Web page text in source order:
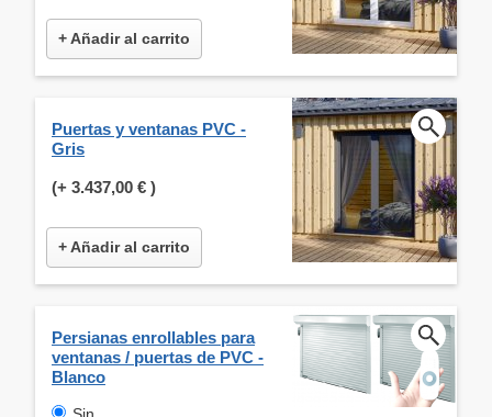
+ Añadir al carrito
Puertas y ventanas PVC -
Gris
(+ 3.437,00 € )
+ Añadir al carrito
Persianas enrollables para
ventanas / puertas de PVC -
Blanco
Sin